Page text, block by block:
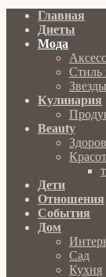
Главная
Диеты
Мода
Стиль
Кулинария
Beauty
Дети
Отношения
События
Дом
Сад
Кухня